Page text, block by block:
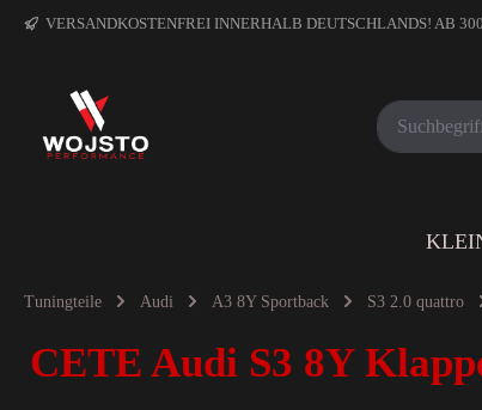
VERSANDKOSTENFREI INNERHALB DEUTSCHLANDS! AB
Tuningteile Audi A3 8Y Sportback S3 2.0 quattro
CETE Audi S3 8Y